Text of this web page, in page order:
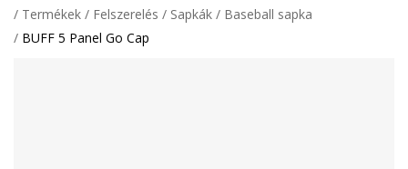
Termékek
Felszerelés Sapkák
Baseball sapka
BUFF 5 Panel Go Cap